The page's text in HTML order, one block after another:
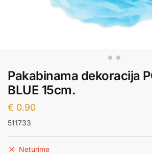
Pakabinama dekoracija
BLUE 15cm.
€ 0.90
511733
Neturime